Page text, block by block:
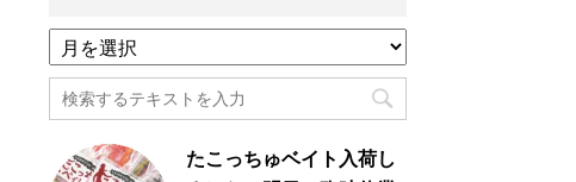
過
去
記
事
別
たこっちゅベイト入荷し